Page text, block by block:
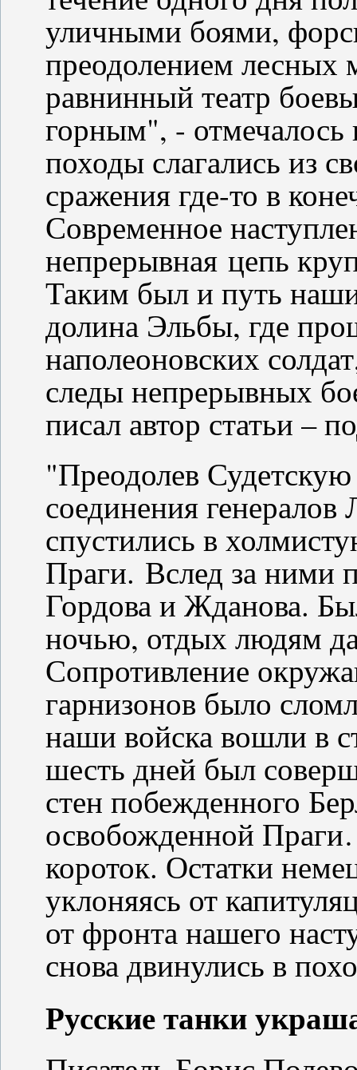
уличными боями,
преодолением лесных
равнинный театр
горным", - отмечалось
походы слагались из
сражения где-то в
Современное
непрерывная цепь
Таким был и путь
долина Эльбы, где
наполеоновских
следы непрерывных
писал автор статьи –
"Преодолев
соединения
спустились в
Праги. Вслед за ними
Гордова и Жданова.
ночью, отдых людям
Сопротивление
гарнизонов было
наши войска вошли в
шесть дней был
стен побежденного
освобожденной
короток. Остатки
уклоняясь от
от фронта нашего
снова двинулись в
Русские танки